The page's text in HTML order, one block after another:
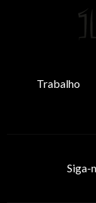
Trabalho
Siga-